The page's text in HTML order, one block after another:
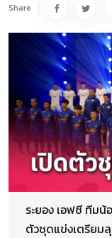
Share
ระยอง เอฟซี ทีมน้
ตัวชุดแข่งเตรียม